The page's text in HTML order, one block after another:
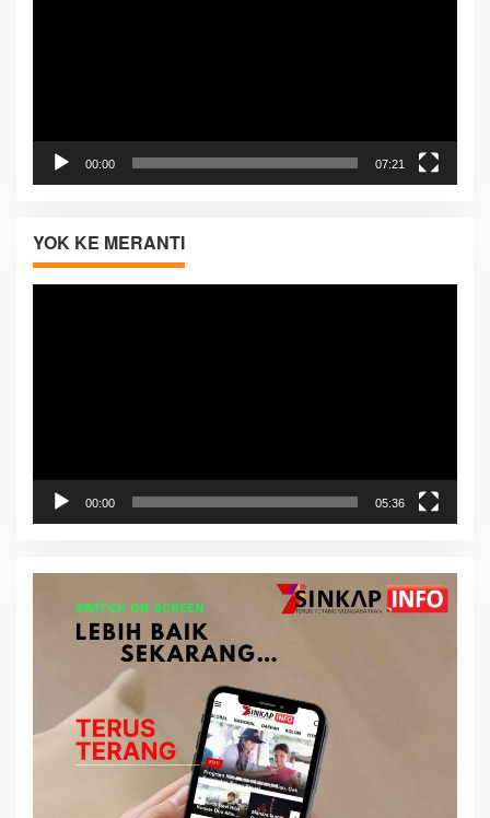
00:00 07:21
YOK KE MERANTI
00:00 05:36